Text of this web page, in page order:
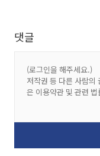
댓글